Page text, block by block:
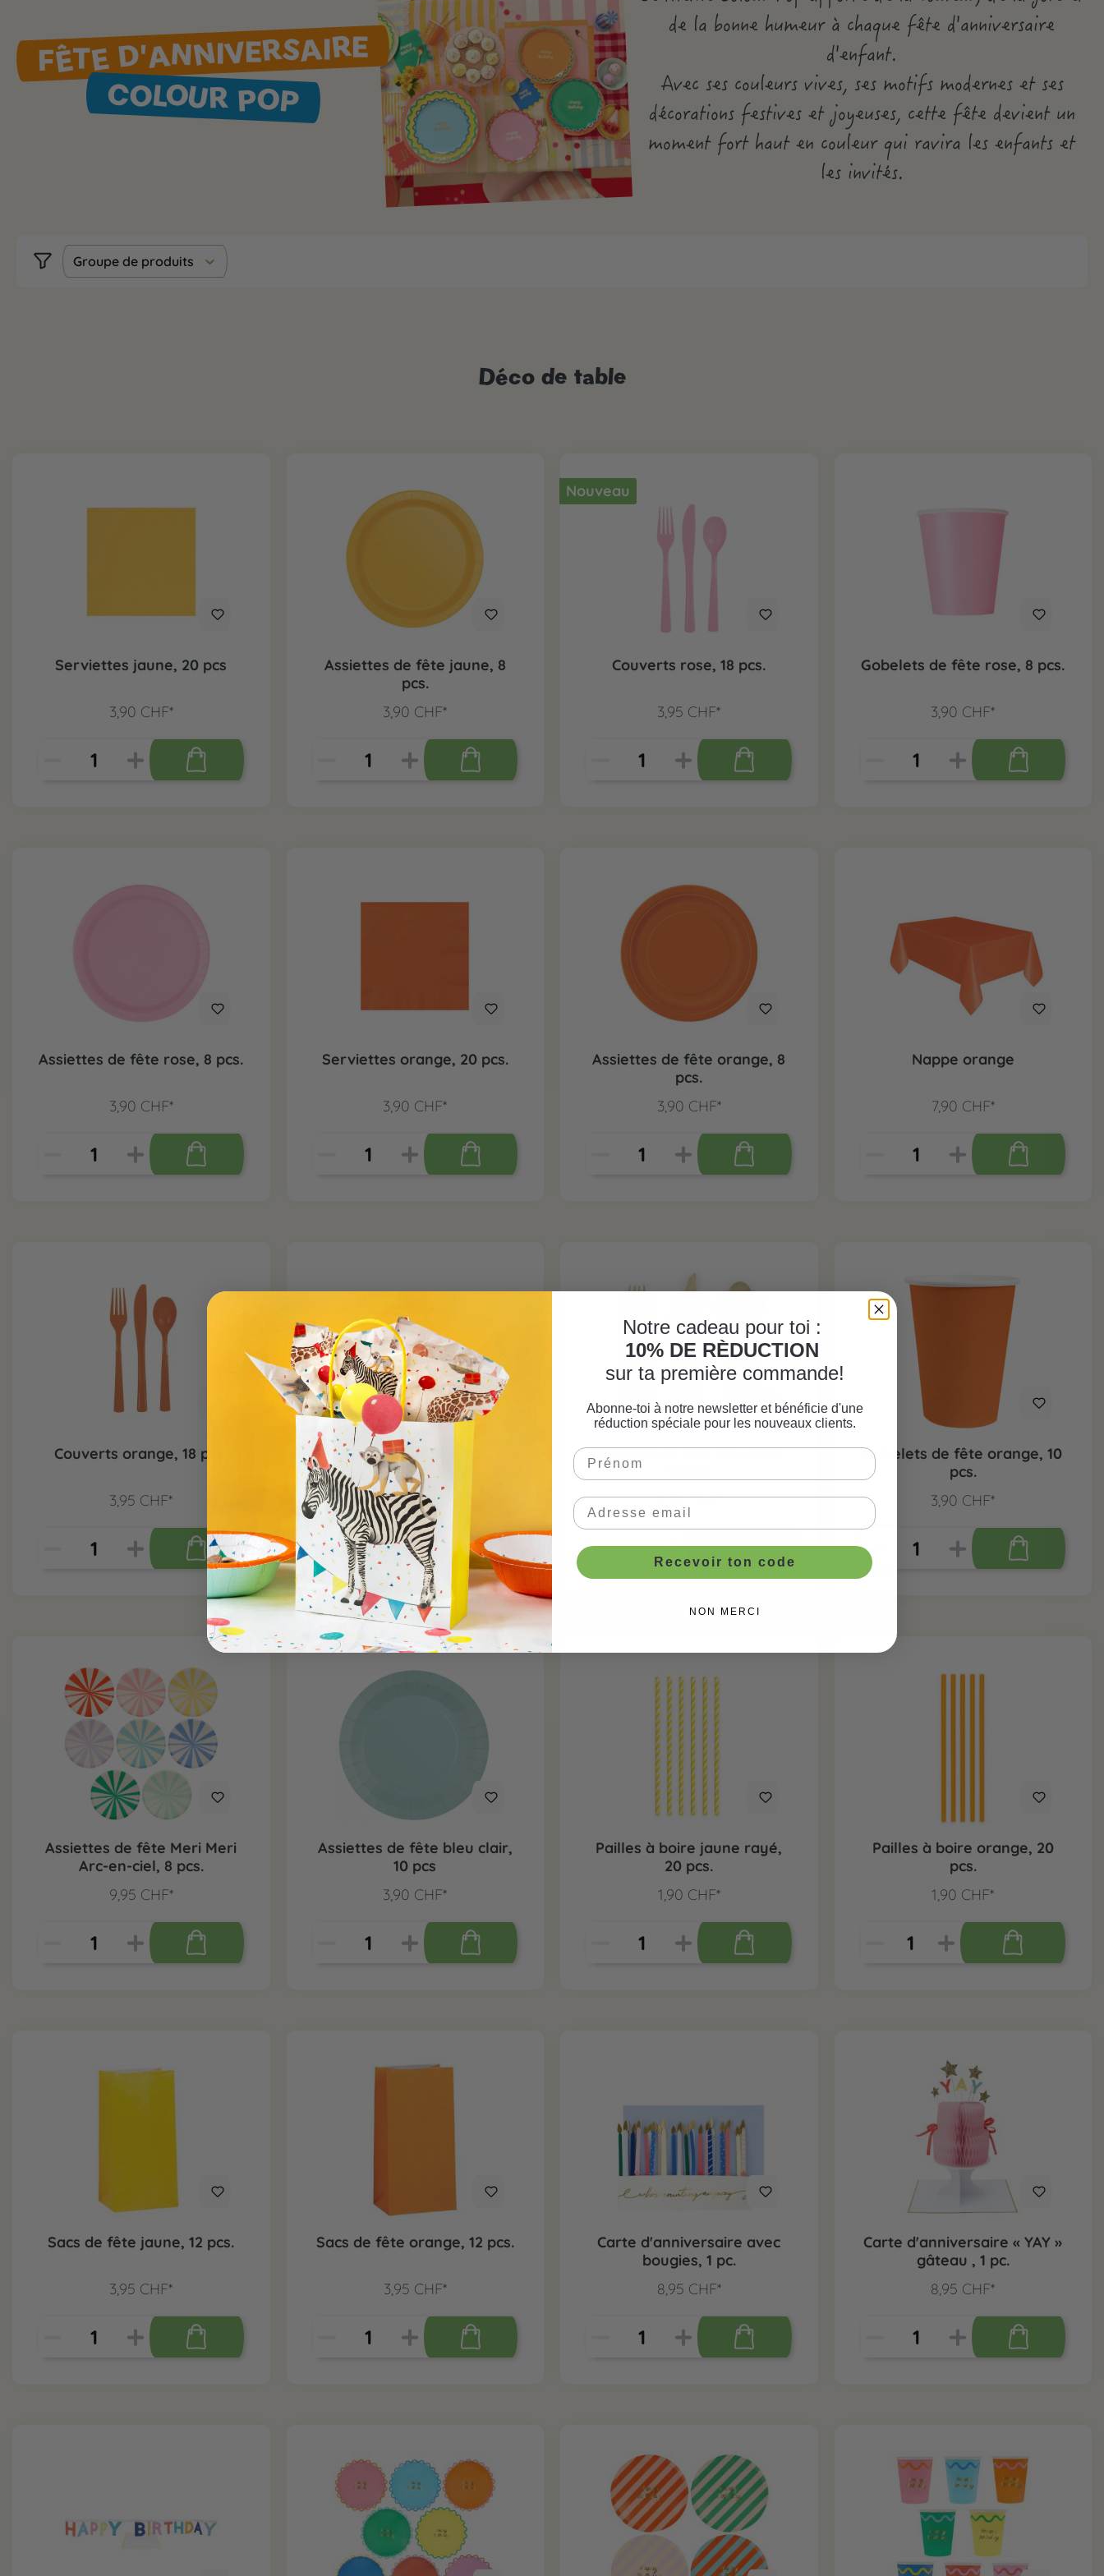
FÊTE D'ANNIVERSAIRE
COLOUR POP
de la bonne humeur à chaque fête d'anniversaire
d'enfant.
Avec ses couleurs vives, ses motifs modernes et ses
décorations festives et joyeuses, cette fête devient un
moment fort haut en couleur qui ravira les enfants et
les invités.
Groupe de produits
Déco de table
Serviettes jaune, 20 pcs
3,90 CHF*
Assiettes de fête jaune, 8
pcs.
3,90 CHF*
Nouveau
Couverts rose, 18 pcs.
3,95 CHF*
Gobelets de fête rose, 8 pcs.
3,90 CHF*
Assiettes de fête rose, 8 pcs.
3,90 CHF*
Serviettes orange, 20 pcs.
3,90 CHF*
Assiettes de fête orange, 8
pcs.
3,90 CHF*
Nappe orange
7,90 CHF*
Couverts orange, 18 pcs.
3,95 CHF*
Boîte orange, 1 pc.
1,15 CHF*
Couverts en bois bleu clair,
5,95 CHF*
Gobelets de fête orange, 10
pcs.
3,90 CHF*
Assiettes de fête Meri Meri
Arc-en-ciel, 8 pcs.
9,95 CHF*
Assiettes de fête bleu clair,
10 pcs
3,90 CHF*
Pailles à boire jaune rayé,
20 pcs.
1,90 CHF*
Pailles à boire orange, 20
pcs.
1,90 CHF*
Sacs de fête jaune, 12 pcs.
3,95 CHF*
Sacs de fête orange, 12 pcs.
3,95 CHF*
Carte d'anniversaire avec
bougies, 1 pc.
8,95 CHF*
Carte d'anniversaire « YAY »
gâteau , 1 pc.
8,95 CHF*
Notre cadeau pour toi :
10% DE RÈDUCTION
sur ta première commande!
Abonne-toi à notre newsletter et bénéficie d'une
réduction spéciale pour les nouveaux clients.
Recevoir ton code
NON MERCI